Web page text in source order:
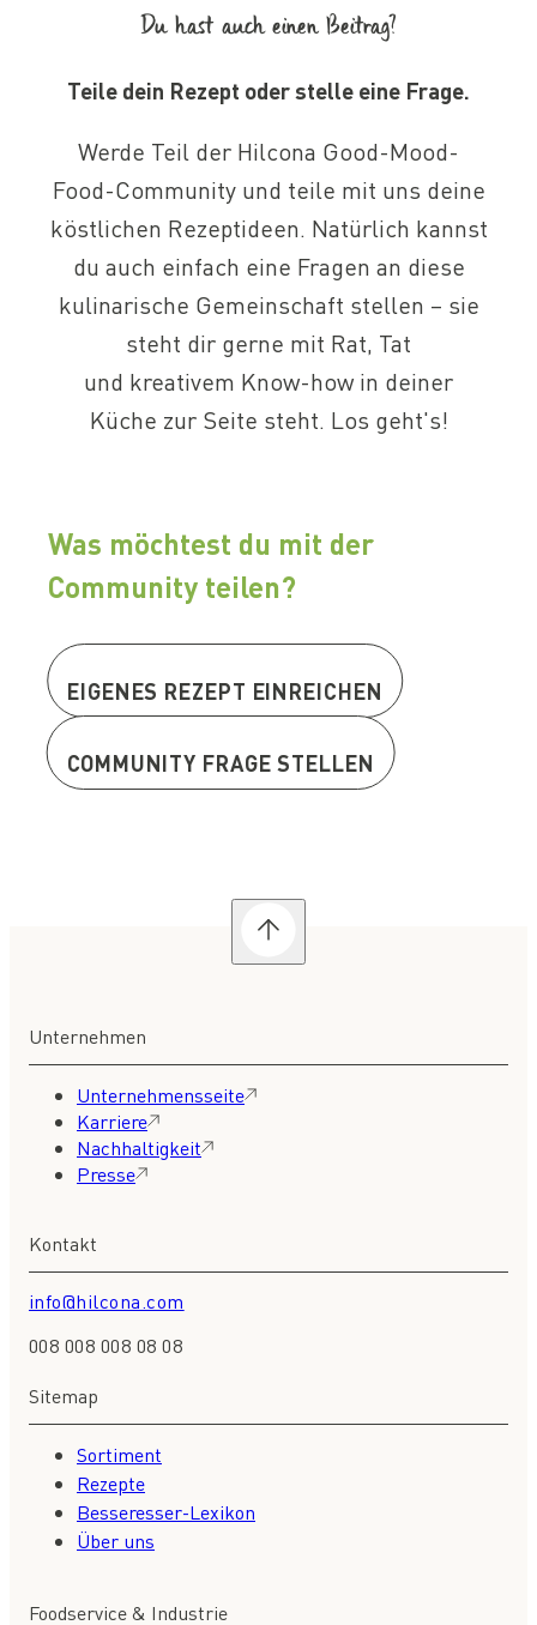
Du hast auch einen Beitrag?
Teile dein Rezept oder stelle eine Frage.
Werde Teil der Hilcona Good-Mood-
Food-Community und teile mit uns deine
köstlichen Rezeptideen. Natürlich kannst
du auch einfach eine Fragen an diese
kulinarische Gemeinschaft stellen – sie
steht dir gerne mit Rat, Tat
und kreativem Know-how in deiner
Küche zur Seite steht. Los geht's!
Was möchtest du mit der
Community teilen?
EIGENES REZEPT EINREICHEN
COMMUNITY FRAGE STELLEN
Unternehmen
Unternehmensseite
Karriere
Nachhaltigkeit
Presse
Kontakt
info@hilcona.com
008 008 008 08 08
Sitemap
Sortiment
Rezepte
Besseresser-Lexikon
Über uns
Foodservice & Industrie